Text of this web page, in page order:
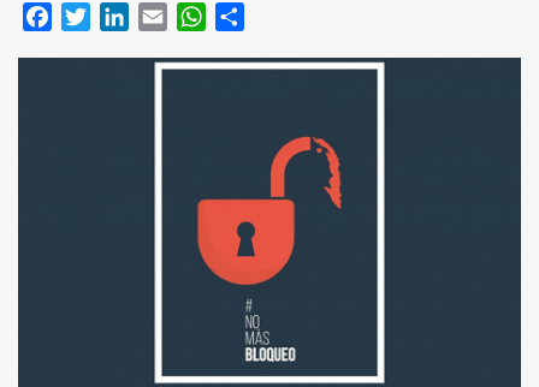
FacebookTwitterLinkedIn
Email WhatsApp